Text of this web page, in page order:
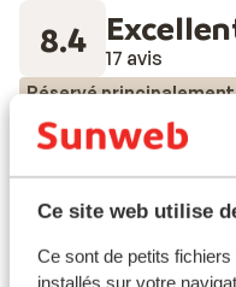
Ce site web utilise
Ce sont de petits
installés sur votre
8.4 17 avis
Réservé
10 Excellent
Jättebra boende.
fick checka in redan
Jättebra boende.
fick checka in redan
Traduire en français